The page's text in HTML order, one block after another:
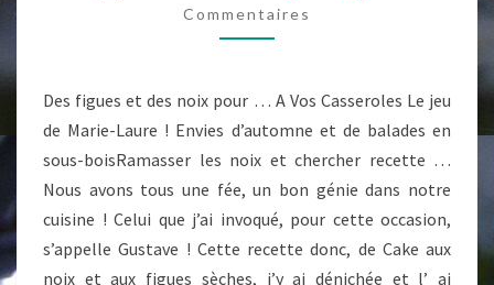
VIEUX
Commentaires
Des figues et des noix pour … A Vos Casseroles Le jeu
de Marie-Laure ! Envies d’automne et de balades en
sous-boisRamasser les noix et chercher recette …
Nous avons tous une fée, un bon génie dans notre
cuisine ! Celui que j’ai invoqué, pour cette occasion,
s’appelle Gustave ! Cette recette donc, de Cake aux
noix et aux figues sèches, j’y ai dénichée et l’ ai